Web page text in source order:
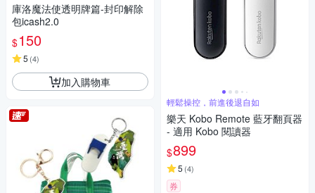
庫洛魔法使透明牌篇-封印解除
包icash2.0
$150
5 (4)
加入購物車
輕鬆操控，前進後退自如
樂天 Kobo Remote 藍牙翻頁器
- 適用 Kobo 閱讀器
$899
5 (4)
券